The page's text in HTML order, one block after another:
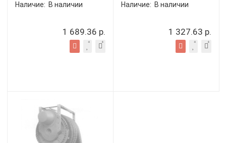
Наличие: В наличии
1 689.36 р.
Наличие: В наличии
1 327.63 р.